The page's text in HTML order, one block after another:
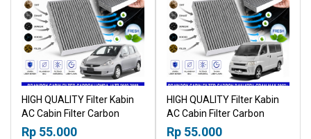
HIGH QUALITY Filter Kabin
AC Cabin Filter Carbon
Honda Jazz 2003-2008
Rp 55.000
HIGH QUALITY Filter Kabin
AC Cabin Filter Carbon
Daihatsu Gran Max 2007+
Rp 55.000